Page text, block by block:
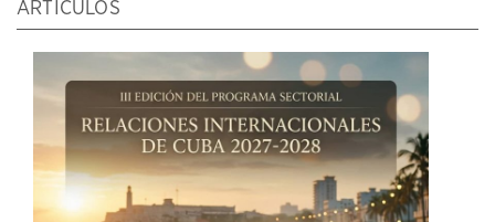
ARTÍCULOS